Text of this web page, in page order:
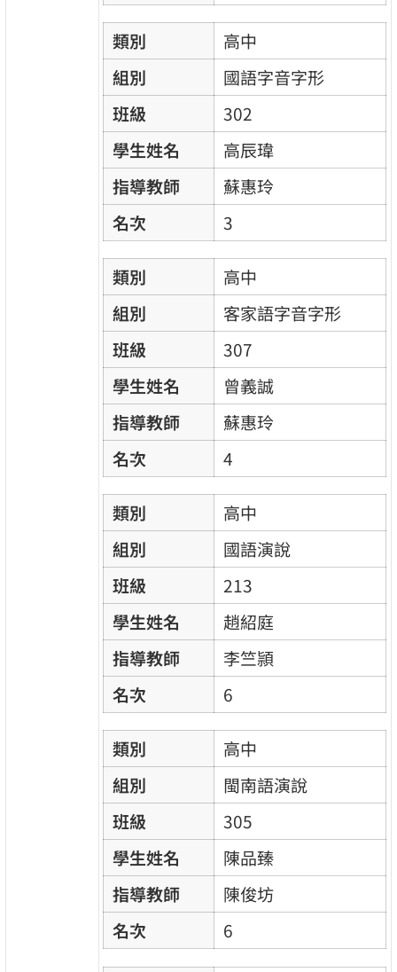
類別
高中
組別
國語字音字形
班級
302
學生姓名
高辰瑋
指導教師
蘇惠玲
名次
3
類別
高中
組別
客家語字音字形
班級
307
學生姓名
曾義誠
指導教師
蘇惠玲
名次
4
類別
高中
組別
國語演說
班級
213
學生姓名
趙紹庭
指導教師
李竺頴
名次
6
類別
高中
組別
閩南語演說
班級
305
學生姓名
陳品臻
指導教師
陳俊坊
名次
6